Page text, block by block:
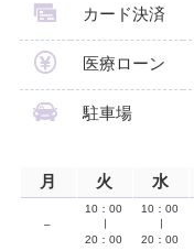
カード決済
医療ローン
駐車場
月 火 水
–
10：00
20：00
10：00
20：00